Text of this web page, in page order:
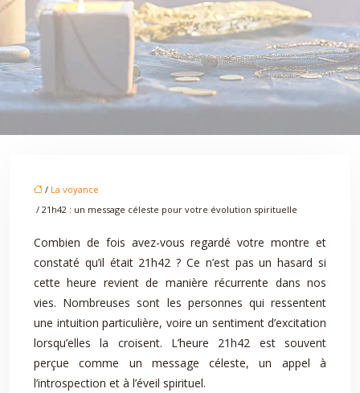
/ La voyance
/ 21h42 : un message céleste pour votre évolution spirituelle
Combien de fois avez-vous regardé votre montre et
constaté qu’il était 21h42 ? Ce n’est pas un hasard si
cette heure revient de manière récurrente dans nos
vies. Nombreuses sont les personnes qui ressentent
une intuition particulière, voire un sentiment d’excitation
lorsqu’elles la croisent. L’heure 21h42 est souvent
perçue comme un message céleste, un appel à
l’introspection et à l’éveil spirituel.